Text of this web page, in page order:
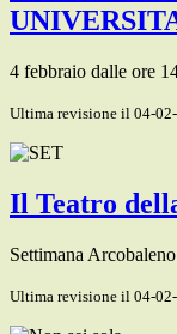
4 febbraio dalle ore
Ultima revisione il 04-
Il Teatro
Settimana
Ultima revisione il 04-